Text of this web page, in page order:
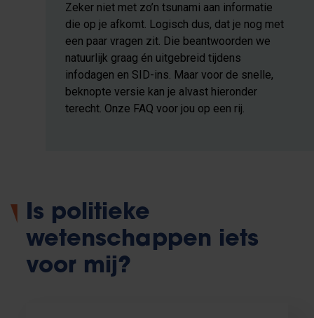
Zeker niet met zo’n tsunami aan informatie
die op je afkomt. Logisch dus, dat je nog met
een paar vragen zit. Die beantwoorden we
natuurlijk graag én uitgebreid tijdens
infodagen en SID-ins. Maar voor de snelle,
beknopte versie kan je alvast hieronder
terecht. Onze FAQ voor jou op een rij.
Is politieke
wetenschappen iets
voor mij?